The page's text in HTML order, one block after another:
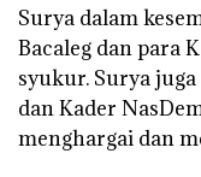
Surya dalam
Bacaleg dan para
syukur. Surya juga
dan Kader
menghargai dan